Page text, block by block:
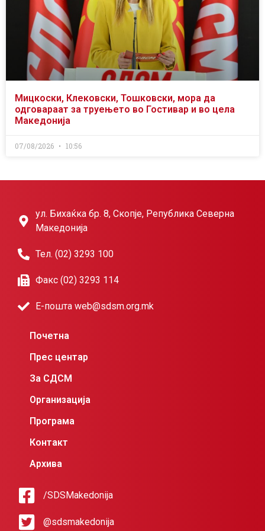
Мицкоски, Клековски, Тошковски, мора да
одговараат за труењето во Гостивар и во цела
Македонија
07/08/2026 10:56
ул. Бихаќка бр. 8, Скопје, Република Северна
Македонија
Тел. (02) 3293 100
Факс (02) 3293 114
Е-пошта web@sdsm.org.mk
Почетна
Прес центар
За СДСМ
Организација
Програма
Контакт
Архива
/SDSMakedonija
@sdsmakedonija